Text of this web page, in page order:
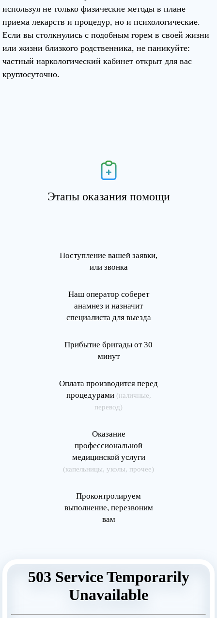
используя не только физические методы в плане
приема лекарств и процедур, но и психологические.
Если вы столкнулись с подобным горем в своей жизни
или жизни близкого родственника, не паникуйте:
частный наркологический кабинет открыт для вас
круглосуточно.
Этапы оказания помощи
Поступление вашей заявки,
или звонка
Наш оператор соберет
анамнез и назначит
специалиста для выезда
Прибытие бригады от 30
минут
Оплата производится перед
процедурами (наличные,
перевод)
Оказание
профессиональной
медицинской услуги
(капельницы, уколы, прочее)
Проконтролируем
выполнение, перезвоним
вам